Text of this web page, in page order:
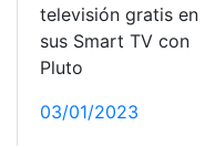
televisión gratis en
sus Smart TV con
Pluto
03/01/2023